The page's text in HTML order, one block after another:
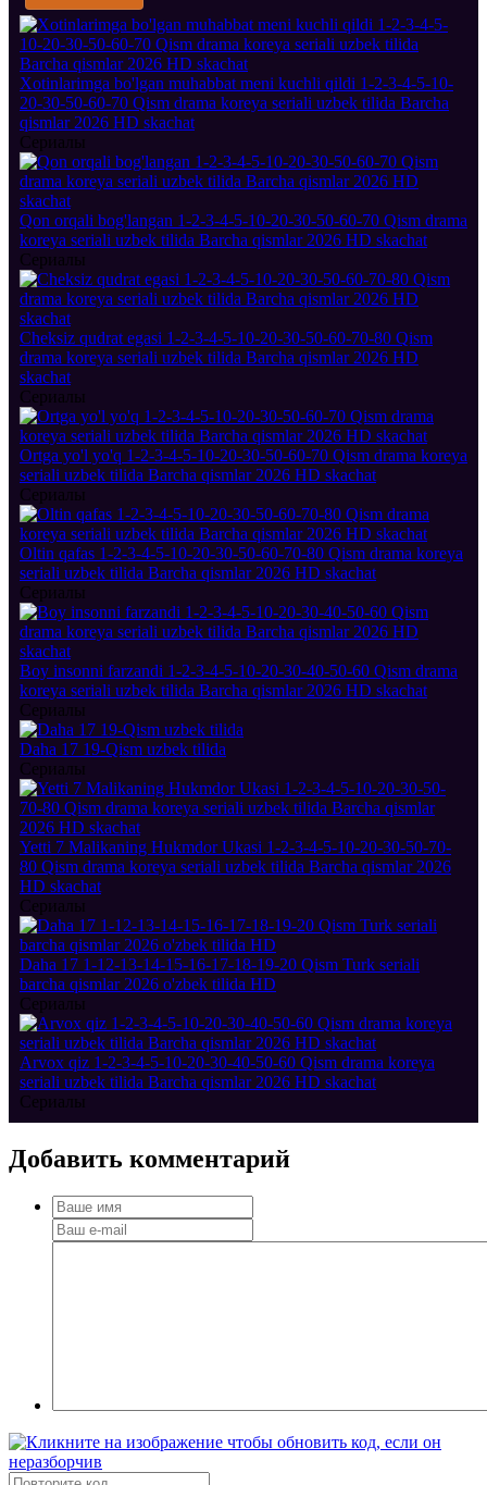
Xotinlarimga bo'lgan muhabbat meni kuchli qildi 1-2-3-4-5-10-
20-30-50-60-70 Qism drama koreya seriali uzbek tilida Barcha
qismlar 2026 HD skachat
Сериалы
Qon orqali bog'langan 1-2-3-4-5-10-20-30-50-60-70 Qism drama
koreya seriali uzbek tilida Barcha qismlar 2026 HD skachat
Сериалы
Cheksiz qudrat egasi 1-2-3-4-5-10-20-30-50-60-70-80 Qism
drama koreya seriali uzbek tilida Barcha qismlar 2026 HD
skachat
Сериалы
Ortga yo'l yo'q 1-2-3-4-5-10-20-30-50-60-70 Qism drama koreya
seriali uzbek tilida Barcha qismlar 2026 HD skachat
Сериалы
Oltin qafas 1-2-3-4-5-10-20-30-50-60-70-80 Qism drama koreya
seriali uzbek tilida Barcha qismlar 2026 HD skachat
Сериалы
Boy insonni farzandi 1-2-3-4-5-10-20-30-40-50-60 Qism drama
koreya seriali uzbek tilida Barcha qismlar 2026 HD skachat
Сериалы
Daha 17 19-Qism uzbek tilida
Сериалы
Yetti 7 Malikaning Hukmdor Ukasi 1-2-3-4-5-10-20-30-50-70-
80 Qism drama koreya seriali uzbek tilida Barcha qismlar 2026
HD skachat
Сериалы
Daha 17 1-12-13-14-15-16-17-18-19-20 Qism Turk seriali
barcha qismlar 2026 o'zbek tilida HD
Сериалы
Arvox qiz 1-2-3-4-5-10-20-30-40-50-60 Qism drama koreya
seriali uzbek tilida Barcha qismlar 2026 HD skachat
Сериалы
Добавить комментарий